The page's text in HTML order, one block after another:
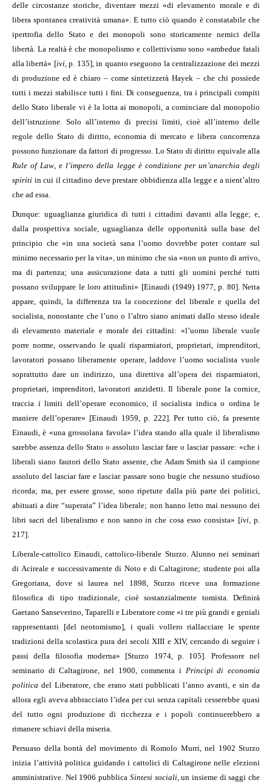
delle circostanze storiche, diventare mezzi «di elevamento morale e di
libera spontanea creatività umana». E tutto ciò quando è constatabile che
ipertrofia dello Stato e dei monopoli sono storicamente nemici della
libertà. La realtà è che monopolismo e collettivismo sono «ambedue fatali
alla libertà» [ivi, p. 135], in quanto eseguono la centralizzazione dei mezzi
di produzione ed è chiaro – come sintetizzerà Hayek – che chi possiede
tutti i mezzi stabilisce tutti i fini. Di conseguenza, tra i principali compiti
dello Stato liberale vi è la lotta ai monopoli, a cominciare dal monopolio
dell’istruzione. Solo all’interno di precisi limiti, cioè all’interno delle
regole dello Stato di diritto, economia di mercato e libera concorrenza
possono funzionare da fattori di progresso. Lo Stato di diritto equivale alla
Rule of Law, el’impero della legge è condizione per un’anarchia degli
spiriti in cui il cittadino deve prestare obbidienza alla legge e a nient’altro
che ad essa.
Dunque: uguaglianza giuridica di tutti i cittadini davanti alla legge; e,
dalla prospettiva sociale, uguaglianza delle opportunità sulla base del
principio che «in una società sana l’uomo dovrebbe poter contare sul
minimo necessario per la vita», un minimo che sia «non un punto di arrivo,
ma di partenza; una assicurazione data a tutti gli uomini perché tutti
possano sviluppare le loro attitudini» [Einaudi (1949) 1977, p. 80]. Netta
appare, quindi, la differenza tra la concezione del liberale e quella del
socialista, nonostante che l’uno o l’altro siano animati dallo stesso ideale
di elevamento materiale e morale dei cittadini: «l’uomo liberale vuole
porre norme, osservando le quali risparmiatori, proprietari, imprenditori,
lavoratori possano liberamente operare, laddove l’uomo socialista vuole
soprattutto dare un indirizzo, una direttiva all’opera dei risparmiatori,
proprietari, imprenditori, lavoratori anzidetti. Il liberale pone la cornice,
traccia i limiti dell’operare economico, il socialista indica o ordina le
maniere dell’operare» [Einaudi1959, p. 222]. Per tutto ciò, fa presente
Einaudi, è «una grossolana favola» l’idea stando alla quale il liberalismo
sarebbe assenza dello Stato o assoluto lasciar fare o lasciar passare: «che i
liberali siano fautori dello Stato assente, che Adam Smith sia il campione
assoluto del lasciar fare e lasciar passare sono bugie che nessuno studioso
ricorda; ma, per essere grosse, sono ripetute dalla più parte dei politici,
abituati a dire “superata” l’idea liberale; non hanno letto mai nessuno dei
libri sacri del liberalismo e non sanno in che cosa esso consista» [ivi, p.
217].
Liberale-cattolico Einaudi, cattolico-liberale Sturzo. Alunno nei seminari
di Acireale e successivamente di Noto e di Caltagirone; studente poi alla
Gregoriana, dove si laurea nel 1898, Sturzo riceve una formazione
filosofica di tipo tradizionale, cioè sostanzialmente tomista. Definirà
Gaetano Sanseverino, Taparelli e Liberatore come «i tre più grandi e geniali
rappresentanti [del neotomismo], i quali vollero riallacciare le spente
tradizioni della scolastica pura dei secoli XIII e XIV, cercando di seguire i
passi della filosofia moderna» [Sturzo 1974, p. 105]. Professore nel
seminario di Caltagirone, nel 1900, commenta i Principi di economia
politica del Liberatore, che erano stati pubblicati l’anno avanti, e sin da
allora egli aveva abbracciato l’idea per cui senza capitali cesserebbe quasi
del tutto ogni produzione di ricchezza e i popoli continuerebbero a
rimanere schiavi della miseria.
Persuaso della bontà del movimento di Romolo Murri, nel 1902 Sturzo
inizia l’attività politica guidando i cattolici di Caltagirone nelle elezioni
amministrative. Nel 1906 pubblica Sintesi sociali, un insieme di saggi che